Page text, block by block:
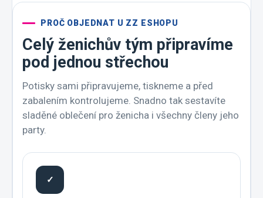
PROČ OBJEDNAT U ZZ ESHOPU
Celý ženichův tým připravíme
pod jednou střechou
Potisky sami připravujeme, tiskneme a před
zabalením kontrolujeme. Snadno tak sestavíte
sladěné oblečení pro ženicha i všechny členy jeho
party.
✓